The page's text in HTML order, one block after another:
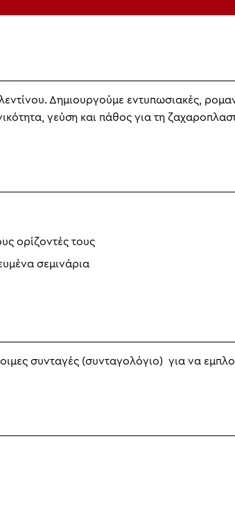
Δημιουργούμε εντυπωσιακές,
γεύση και πάθος για τη
ορίζοντές τους
σεμινάρια
συνταγές (συνταγολόγιο) για να